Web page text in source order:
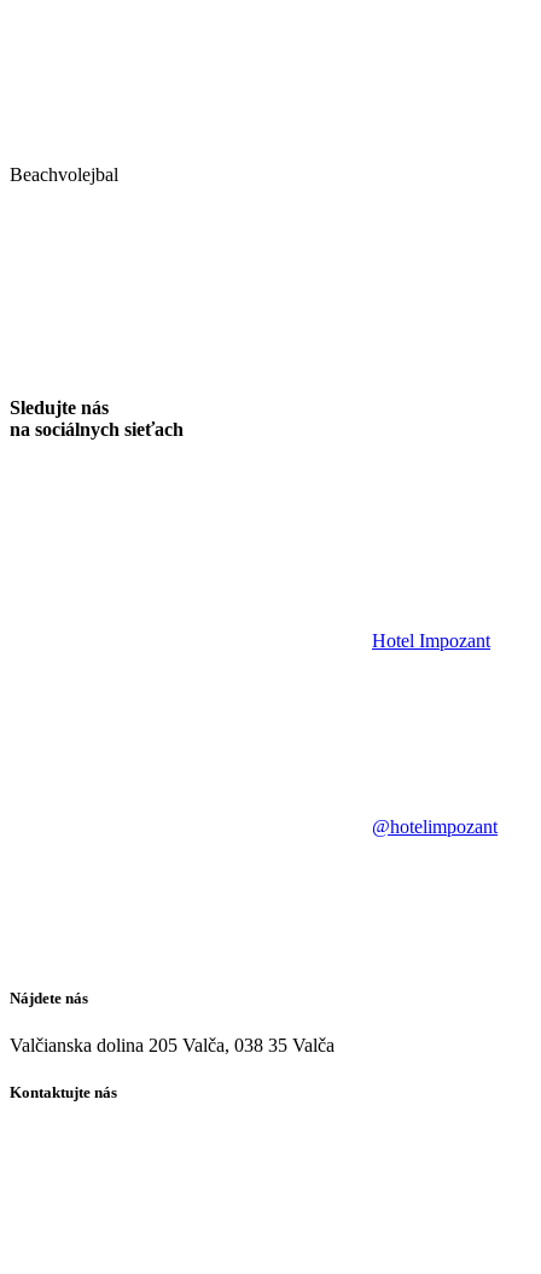
Beachvolejbal
Sledujte nás
na sociálnych sieťach
Hotel Impozant
@hotelimpozant
Nájdete nás
Valčianska dolina 205 Valča, 038 35 Valča
Kontaktujte nás